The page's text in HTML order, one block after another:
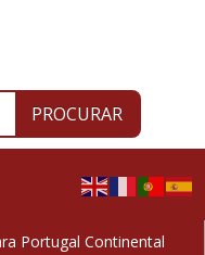
PROCURAR
Portugal Continental